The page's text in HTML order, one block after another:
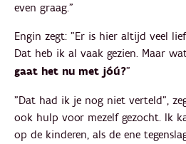
even graag."
Engin zegt: "Er is hier altijd veel
Dat heb ik al vaak gezien. Maar
gaat het nu met jóú?"
"Dat had ik je nog niet verteld",
ook hulp voor mezelf gezocht. Ik
op de kinderen, als de ene